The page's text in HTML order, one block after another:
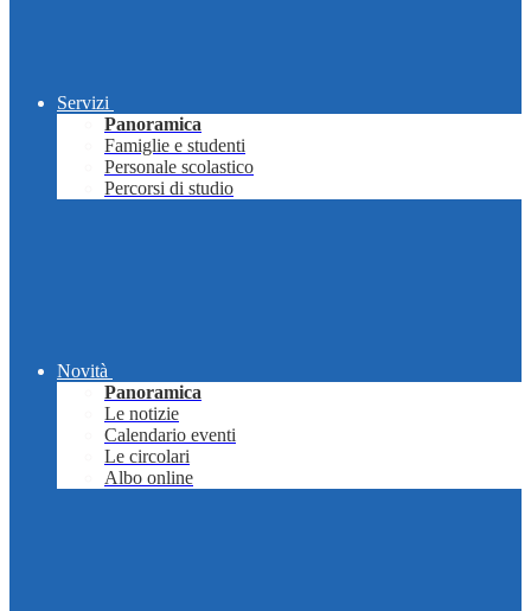
Servizi
Panoramica
Famiglie e studenti
Personale scolastico
Percorsi di studio
Novità
Panoramica
Le notizie
Calendario eventi
Le circolari
Albo online